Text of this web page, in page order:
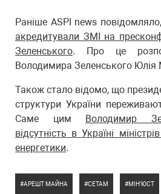
Раніше ASPI news
акредитували ЗМІ на
Зеленського. Про це
Володимира Зеленського Юлія
Також стало відомо, що
структури України
Саме цим Володимир
відсутність в Україні
енергетики.
АРЕШТ МАЙНА СЕТАМ МІН'ЮСТ